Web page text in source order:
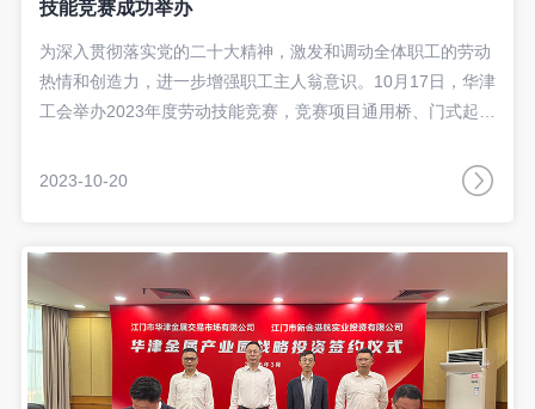
技能竞赛成功举办
为深入贯彻落实党的二十大精神，激发和调动全体职工的劳动
热情和创造力，进一步增强职工主人翁意识。10月17日，华津
工会举办2023年度劳动技能竞赛，竞赛项目通用桥、门式起重
2023-10-20